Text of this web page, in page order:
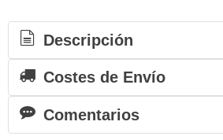
Descripción
Costes de Envío
Comentarios